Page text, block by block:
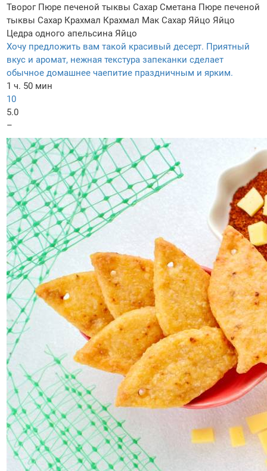
Творог Пюре печеной тыквы Сахар Сметана Пюре печеной
тыквы Сахар Крахмал Крахмал Мак Сахар Яйцо Яйцо
Цедра одного апельсина Яйцо
Хочу предложить вам такой красивый десерт. Приятный
вкус и аромат, нежная текстура запеканки сделает
обычное домашнее чаепитие праздничным и ярким.
1 ч. 50 мин
10
5.0
–